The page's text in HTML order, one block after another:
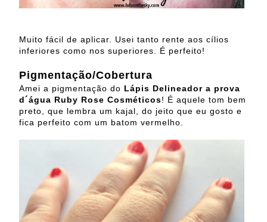
Muito fácil de aplicar. Usei tanto rente aos cílios
inferiores como nos superiores. É perfeito!
Pigmentação/Cobertura
Amei a pigmentação do Lápis Delineador a prova
d´água Ruby Rose Cosméticos! É aquele tom bem
preto, que lembra um kajal, do jeito que eu gosto e
fica perfeito com um batom vermelho.